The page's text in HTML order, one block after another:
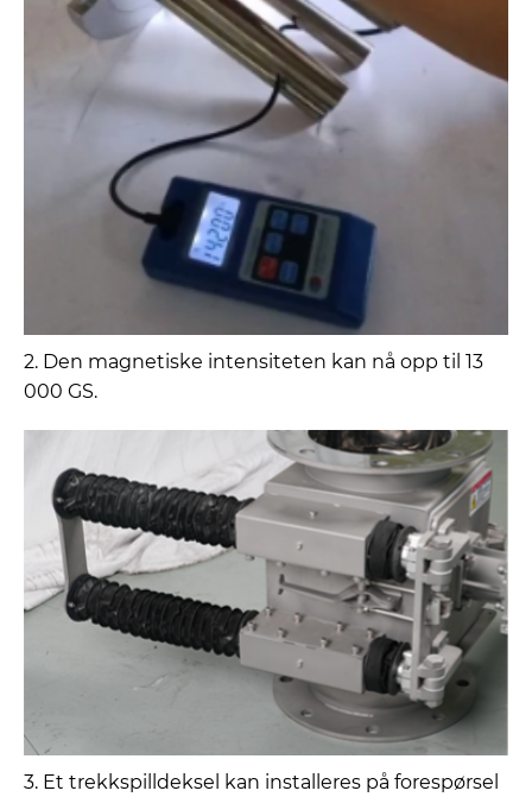
2. Den magnetiske intensiteten kan nå opp til 13
000 GS.
3. Et trekkspilldeksel kan installeres på forespørsel